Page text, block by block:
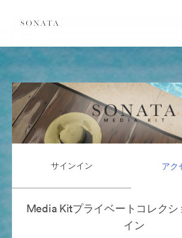
サインイン アク
Media Kitプライベートコレクシ
イン